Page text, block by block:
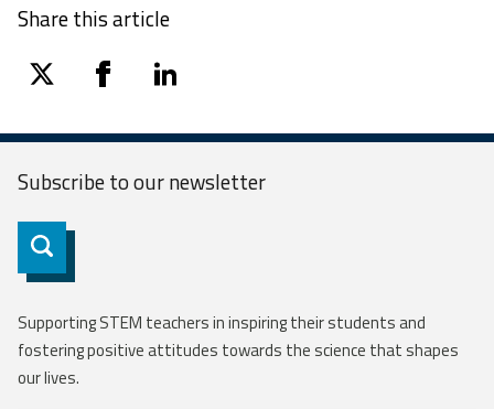
Share this article
twitter facebooklinkedin
Subscribe to ournewsletter
Subscribe
Supporting STEM teachers in inspiring their students and
fostering positive attitudes towards the science that shapes
our lives.